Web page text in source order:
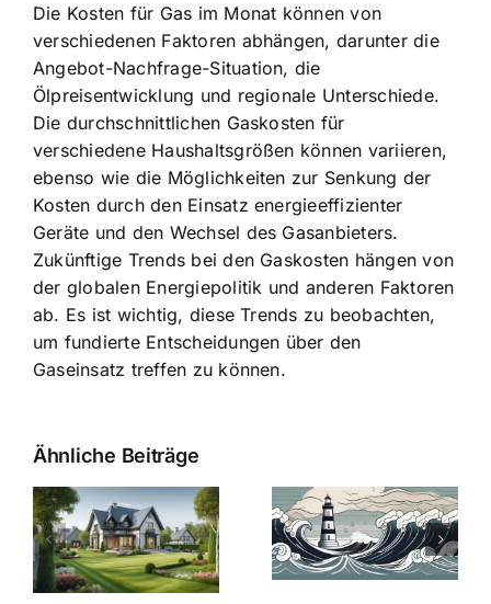
Die Kosten für Gas im Monat können von
verschiedenen Faktoren abhängen, darunter die
Angebot-Nachfrage-Situation, die
Ölpreisentwicklung und regionale Unterschiede.
Die durchschnittlichen Gaskosten für
verschiedene Haushaltsgrößen können variieren,
ebenso wie die Möglichkeiten zur Senkung der
Kosten durch den Einsatz energieeffizienter
Geräte und den Wechsel des Gasanbieters.
Zukünftige Trends bei den Gaskosten hängen von
der globalen Energiepolitik und anderen Faktoren
ab. Es ist wichtig, diese Trends zu beobachten,
um fundierte Entscheidungen über den
Gaseinsatz treffen zu können.
Ähnliche Beiträge
Bauzinsen im
Sturm: Die
aktuelle
Entwicklung
Die Evolution
der
Bauzinsen: Ein
Blick in die